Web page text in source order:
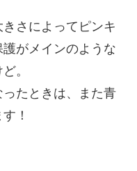
さによってピンキ
がメインのような
。
たときは、また青
！